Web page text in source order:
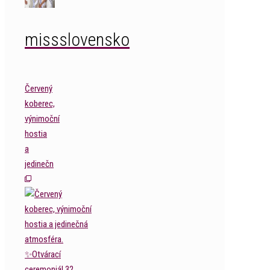
missslovensko
Červený
koberec,
výnimoční
hostia
a
jedinečn